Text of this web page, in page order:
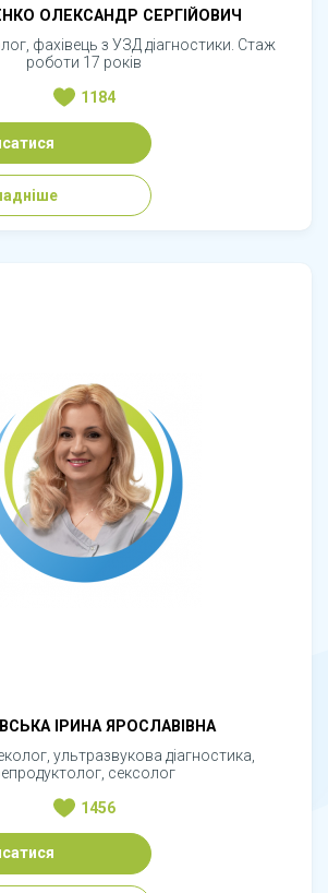
ОЛЕКСАНДР СЕРГІЙОВИЧ
фахівець з УЗД діагностики. Стаж
роботи 17 років
1184
ІРИНА ЯРОСЛАВІВНА
ультразвукова діагностика,
сексолог
1456